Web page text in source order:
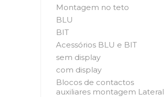
Montagem no teto
BLU
BIT
Acessórios BLU e BIT
sem display
com display
Blocos de contactos
auxiliares montagem Lateral